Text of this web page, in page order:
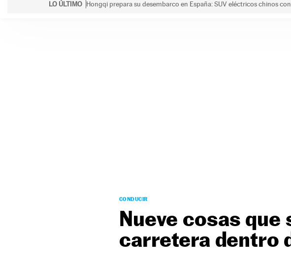
LO ÚLTIMO Hongqi prepara su desembarco en España: SUV eléctricos chinos
CONDUCIR
Nueve cosas
carretera dentro